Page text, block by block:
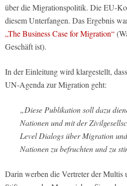
über die Migrationspolitik. Die EU-
diesem Unterfangen. Das Ergebnis
„The Business Case for Migration“
Geschäft ist).
In der Einleitung wird klargestellt,
UN-Agenda zur Migration geht:
„Diese Publikation soll dazu
Nationen und mit der
Level Dialogs über Migration
Nationen zu befruchten und zu
Darin werben die Vertreter der Multis